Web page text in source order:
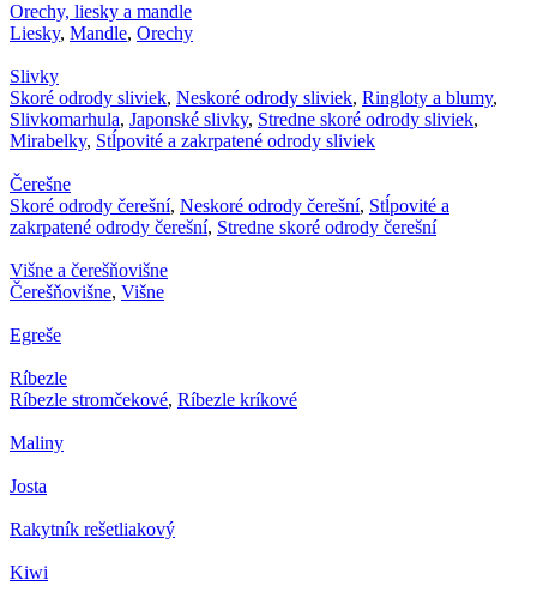
Orechy, liesky a mandle
Liesky, Mandle, Orechy
Slivky
Skoré odrody sliviek, Neskoré odrody sliviek, Ringloty a blumy,
Slivkomarhula, Japonské slivky, Stredne skoré odrody sliviek,
Mirabelky, Stĺpovité a zakrpatené odrody sliviek
Čerešne
Skoré odrody čerešní, Neskoré odrody čerešní, Stĺpovité a
zakrpatené odrody čerešní, Stredne skoré odrody čerešní
Višne a čerešňovišne
Čerešňovišne, Višne
Egreše
Ríbezle
Ríbezle stromčekové, Ríbezle kríkové
Maliny
Josta
Rakytník rešetliakový
Kiwi